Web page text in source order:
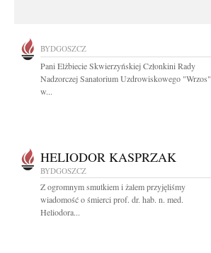
BYDGOSZCZ
Pani Elżbiecie Skwierzyńskiej Członkini Rady
Nadzorczej Sanatorium Uzdrowiskowego "Wrzos"
w...
HELIODOR KASPRZAK
BYDGOSZCZ
Z ogromnym smutkiem i żalem przyjęliśmy
wiadomość o śmierci prof. dr. hab. n. med.
Heliodora...